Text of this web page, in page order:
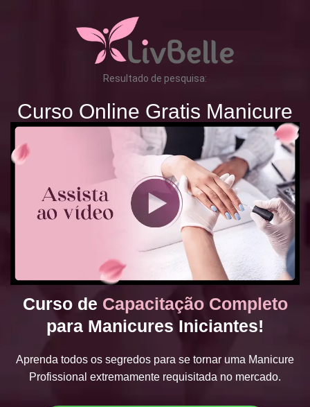
Resultado de pesquisa:
Curso Online Gratis Manicure
Curso de Capacitação Completo
para Manicures Iniciantes!
Aprenda todos os segredos para se tornar uma Manicure
Profissional extremamente requisitada no mercado.